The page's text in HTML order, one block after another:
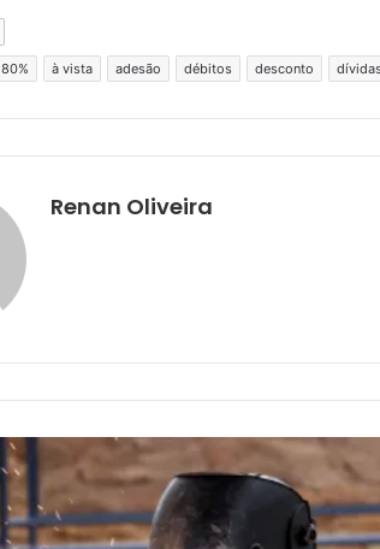
80% à vista adesão débitos desconto
Renan Oliveira